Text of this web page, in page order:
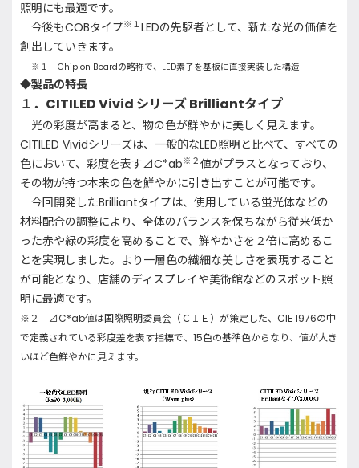
照明にも最適です。
今後もCOBタイプ※１ LEDの先駆者として、新たな光の価値を
創出していきます。
※１ Chip on Boardの略称で、 LED素子を基板に直接実装した構造
◆製品の特長
１． CITILED Vivid シリーズBrilliantタイプ
光の彩度が高まると、物の色が鮮やかに美しく見えます。
CITILED Vividシリーズは、一般的なLED照明と比べて、すべての
色において、彩度を表す⊿C*ab※２ 値がプラスとなっており、
その物が持つ本来の色を鮮やかに引き出すことが可能です。
今回開発したBrilliantタイプは、使用している蛍光体などの
材料配合の調整により、全体のバランスを保ちながら従来低か
った赤や緑の彩度を高めることで、鮮やかさを２倍に高めるこ
とを実現しました。より一層色の繊細な美しさを表現すること
が可能となり、店舗のディスプレイや美術館などのスポット照
明に最適です。
※２ ⊿C*ab値は国際照明委員会（ＣＩＥ）が策定した、 CIE 1976の中
で定義されている彩度差を表す指標で、 15色の基準色からなり、値が大き
いほど色鮮やかに見えます。